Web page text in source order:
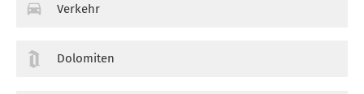
Verkehr
Dolomiten